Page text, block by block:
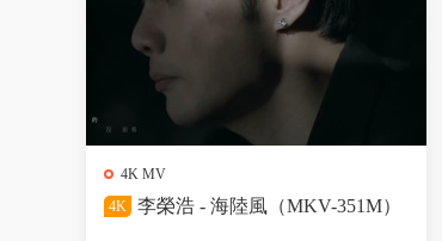
4K MV
4K
李榮浩 - 海陸風（MKV-351M）